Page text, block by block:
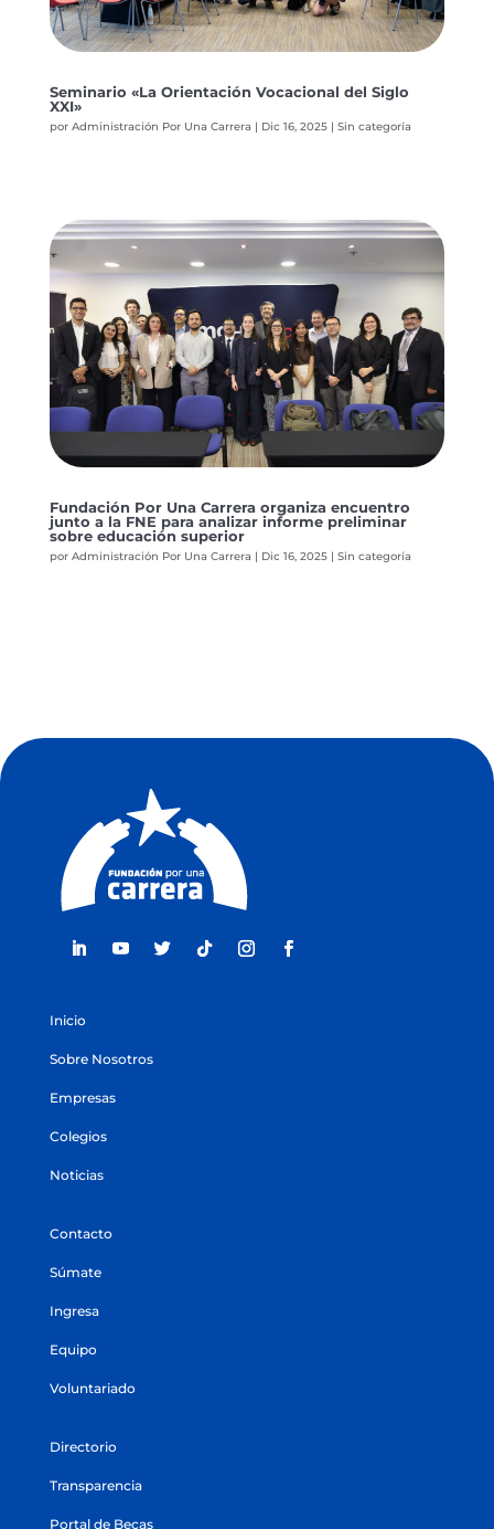
Seminario «La Orientación Vocacional del Siglo
XXI»
por Administración Por Una Carrera | Dic 16, 2025| Sin categoría
Fundación Por Una Carrera organiza encuentro
junto a la FNE para analizar informe preliminar
sobre educación superior
por Administración Por Una Carrera | Dic 16, 2025| Sin categoría
Inicio
Sobre Nosotros
Empresas
Colegios
Noticias
Contacto
Súmate
Ingresa
Equipo
Voluntariado
Directorio
Transparencia
Portal de Becas